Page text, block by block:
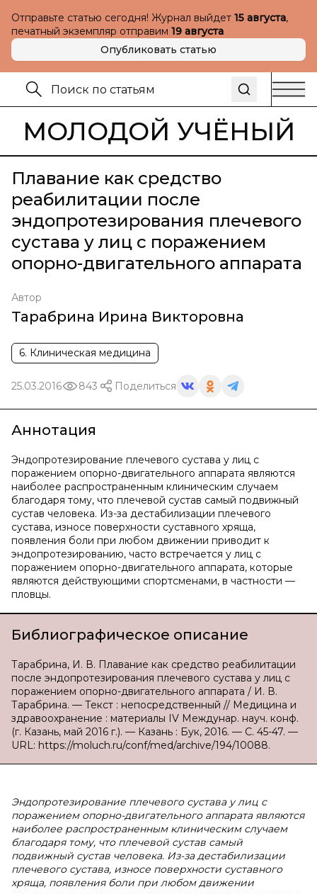
Отправьте статью сегодня! Журнал выйдет 15 августа,
печатный экземпляр отправим 19 августа
Опубликовать статью
МОЛОДОЙ УЧЁНЫЙ
Плавание как средство
реабилитации после
эндопротезирования плечевого
сустава у лиц с поражением
опорно-двигательного аппарата
Автор
Тарабрина Ирина Викторовна
6. Клиническая медицина
25.03.2016 843 Поделиться
Аннотация
Эндопротезирование плечевого сустава у лиц с
поражением опорно-двигательного аппарата являются
наиболее распространенным клиническим случаем
благодаря тому, что плечевой сустав самый подвижный
сустав человека. Из-за дестабилизации плечевого
сустава, износе поверхности суставного хряща,
появления боли при любом движении приводит к
эндопротезированию, часто встречается у лиц с
поражением опорно-двигательного аппарата, которые
являются действующими спортсменами, в частности —
пловцы.
Библиографическое описание
Тарабрина, И. В. Плавание как средство реабилитации
после эндопротезирования плечевого сустава у лиц с
поражением опорно-двигательного аппарата / И. В.
Тарабрина. — Текст : непосредственный // Медицина и
здравоохранение : материалы IV Междунар. науч. конф.
(г. Казань, май 2016 г.). — Казань : Бук, 2016. — С. 45-47. —
URL: https://moluch.ru/conf/med/archive/194/10088.
Эндопротезирование плечевого сустава у лиц с
поражением опорно-двигательного аппарата являются
наиболее распространенным клиническим случаем
благодаря тому, что плечевой сустав самый
подвижный сустав человека. Из-за дестабилизации
плечевого сустава, износе поверхности суставного
хряща, появления боли при любом движении